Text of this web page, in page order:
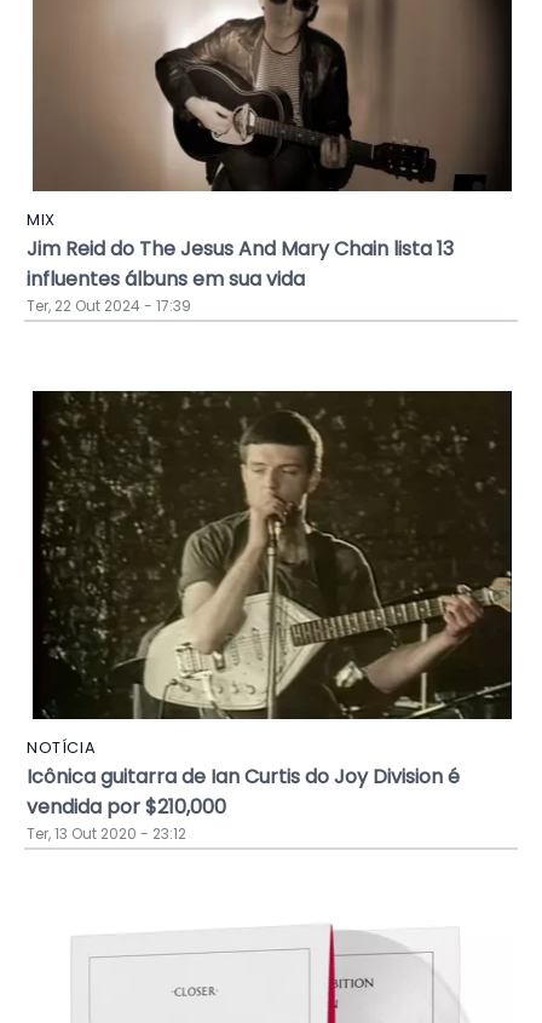
MIX
Jim Reid do The Jesus And Mary Chain lista 13
influentes álbuns em sua vida
Ter, 22 Out 2024 - 17:39
NOTÍCIA
Icônica guitarra de Ian Curtis do Joy Division é
vendida por $210,000
Ter, 13 Out 2020 - 23:12